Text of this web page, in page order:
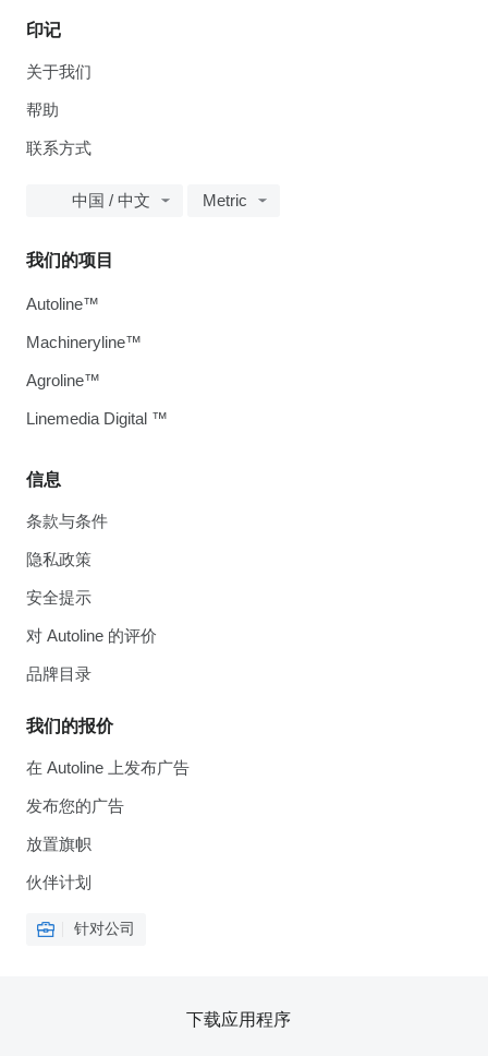
印记
关于我们
帮助
联系方式
中国 / 中文 Metric
信息
条款与条件
隐私政策
安全提示
对 Autoline 的评价
品牌目录
我们的报价
在 Autoline 上发布广告
发布您的广告
放置旗帜
伙伴计划
针对公司
我们的项目
Autoline™
Machineryline™
Agroline™
Linemedia Digital ™
下载应用程序